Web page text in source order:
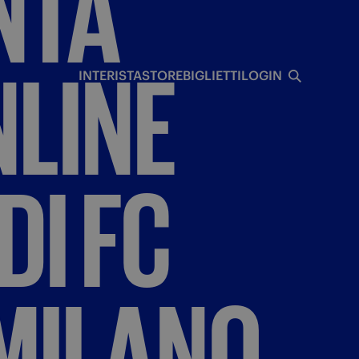
INTERISTASTOREBIGLIETTILOGIN
FC